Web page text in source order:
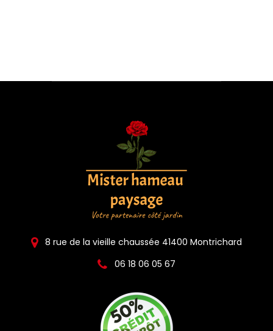
8 rue de la vieille chaussée 41400 Montrichard
06 18 06 05 67